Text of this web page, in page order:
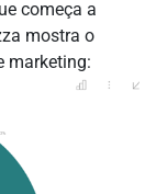
começa a
mostra o
marketing: